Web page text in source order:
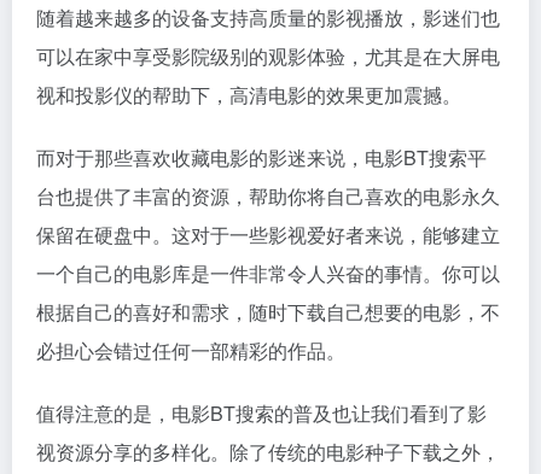
随着越来越多的设备支持高质量的影视播放，影迷们也
可以在家中享受影院级别的观影体验，尤其是在大屏电
视和投影仪的帮助下，高清电影的效果更加震撼。
而对于那些喜欢收藏电影的影迷来说，电影BT搜索平
台也提供了丰富的资源，帮助你将自己喜欢的电影永久
保留在硬盘中。这对于一些影视爱好者来说，能够建立
一个自己的电影库是一件非常令人兴奋的事情。你可以
根据自己的喜好和需求，随时下载自己想要的电影，不
必担心会错过任何一部精彩的作品。
值得注意的是，电影BT搜索的普及也让我们看到了影
视资源分享的多样化。除了传统的电影种子下载之外，